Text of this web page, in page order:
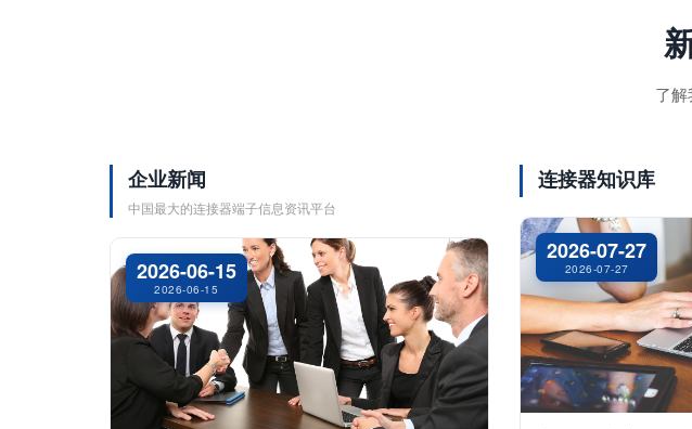
了
企业新闻
中国最大的连接器端子信息资讯平台
2026-06-15
2026-06-15
连接器知识库
2026-07-27
2026-07-27